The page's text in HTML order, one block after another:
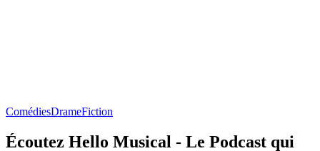
ComédiesDrameFiction
Écoutez Hello Musical - Le Podcast qui